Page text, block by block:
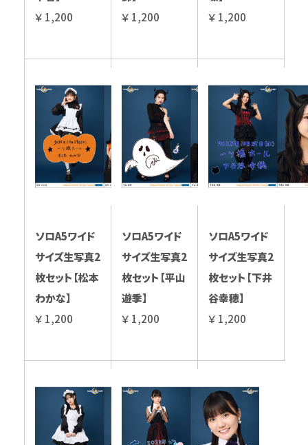
￥ 1,200
￥ 1,200
￥ 1,200
ソロA5ワイド
サイズ生写真2
枚セット【松本
わかな】
￥ 1,200
ソロA5ワイド
サイズ生写真2
枚セット【平山
遊季】
￥ 1,200
ソロA5ワイド
サイズ生写真2
枚セット【下井
谷幸穂】
￥ 1,200